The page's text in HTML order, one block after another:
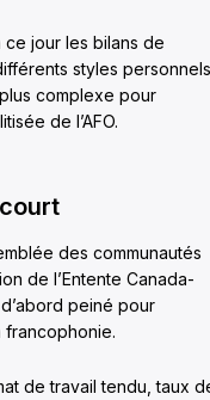
ce jour les bilans de
styles personnels
complexe pour
de l’AFO.
des communautés
de l’Entente Canada-
d’abord peiné pour
francophonie.
de travail tendu, taux